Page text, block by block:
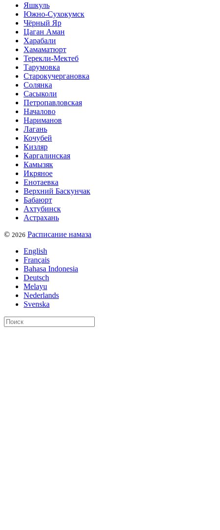
Яшкуль
Южно-Сухокумск
Чёрный Яр
Цаган Аман
Харабали
Хамаматюрт
Терекли-Мектеб
Тарумовка
Старокучергановка
Солянка
Сасыколи
Петропавловская
Началово
Нариманов
Лагань
Кочубей
Кизляр
Каргалинская
Камызяк
Икряное
Енотаевка
Верхний Баскунчак
Бабаюрт
Ахтубинск
Астрахань
© 2026 Расписание намаза
English
Français
Bahasa Indonesia
Deutsch
Melayu
Nederlands
Svenska